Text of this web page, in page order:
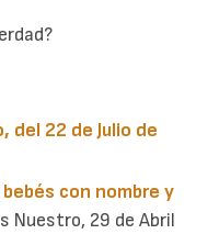
del 22 de Julio de
con nombre y
Nuestro, 29 de Abril